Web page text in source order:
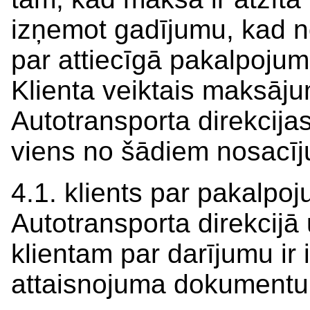
izņemot gadījumu, kad
par attiecīgā
Klienta veiktais
Autotransporta
viens no šādiem
4.1. klients par
Autotransporta
klientam par darījumu ir
attaisnojuma